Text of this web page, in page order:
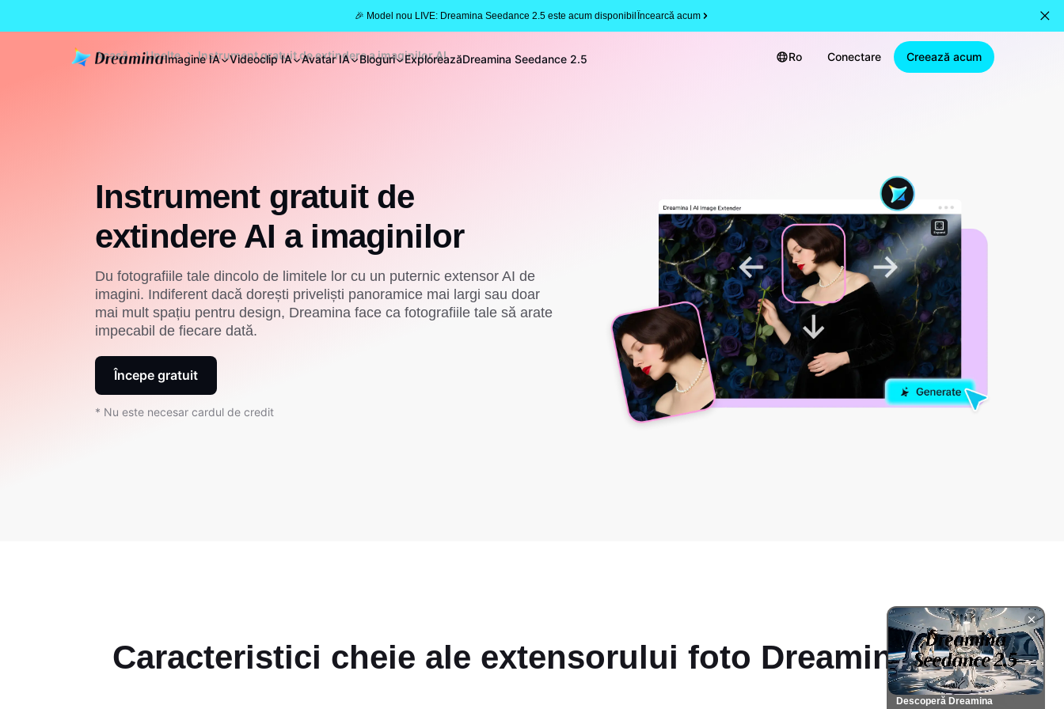
🎉 Model nou LIVE: Dreamina Seedance 2.5 este acum disponibilÎncearcă acum
Imagine IA Videoclip IA Avatar IA Bloguri ExploreazăDreamina Seedance 2.5 Ro Conectare Creează acum
Acasă Unelte Instrument gratuit de extindere a imaginilor AI
Instrument gratuit de
extindere AI a imaginilor
Du fotografiile tale dincolo de limitele lor cu un puternic extensor AI de
imagini. Indiferent dacă dorești priveliști panoramice mai largi sau doar
mai mult spațiu pentru design, Dreamina face ca fotografiile tale să arate
impecabil de fiecare dată.
Începe gratuit
* Nu este necesar cardul de credit
Caracteristici cheie ale extensorului foto Dreamina AI
Descoperă Dreamina